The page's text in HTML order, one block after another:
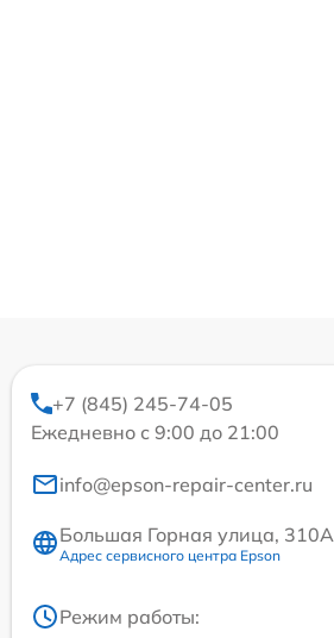
+7 (845) 245-74-05
Ежедневно с 9:00 до 21:00
info@epson-repair-center.ru
Большая Горная улица, 310А
Адрес сервисного центра Epson
Режим работы: